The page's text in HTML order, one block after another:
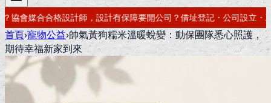
司？借址登記・公司設立・工商登記一次辦好記帳報稅・節稅規劃・
首頁›寵物公益›帥氣黃狗糯米溫暖蛻變：動保團隊悉心照護，
期待幸福新家到來